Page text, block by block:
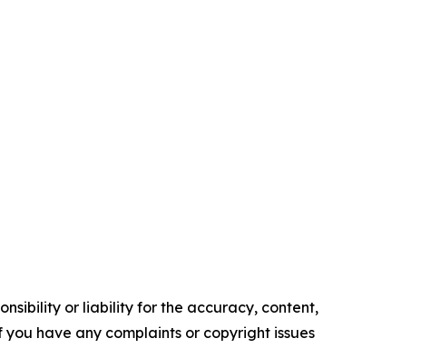
or liability for the accuracy, content,
have any complaints or copyright issues